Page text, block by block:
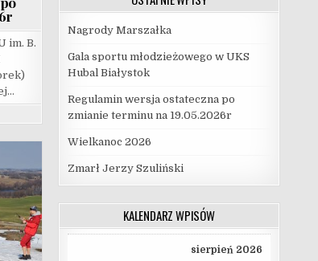
im. B.
Nagrody Marszałka
Gala sportu młodzieżowego w UKS
Hubal Białystok
Regulamin wersja ostateczna po
zmianie terminu na 19.05.2026r
Wielkanoc 2026
Zmarł Jerzy Szuliński
KALENDARZ WPISÓW
sierpień 2026